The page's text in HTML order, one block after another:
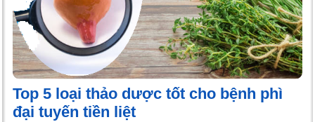
Top 5 loại thảo dược tốt cho bệnh phì
đại tuyến tiền liệt